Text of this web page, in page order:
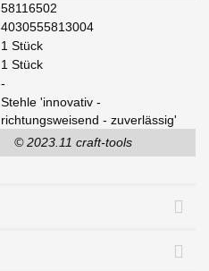
58116502
4030555813004
1 Stück
1 Stück
-
Stehle 'innovativ -
richtungsweisend - zuverlässig'
© 2023.11 craft-tools